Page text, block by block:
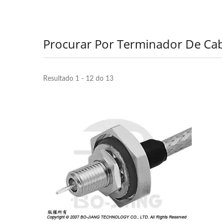
Procurar Por Terminador De
Resultado 1 - 12 do 13